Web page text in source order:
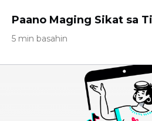
Paano Maging Sikat sa
5 min basahin